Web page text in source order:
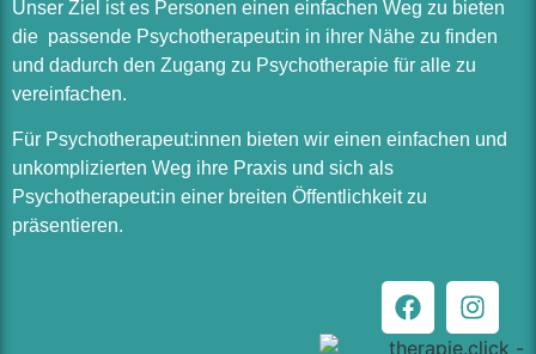
Unser Ziel ist es Personen einen einfachen Weg zu bieten
die passende Psychotherapeut:in in ihrer Nähe zu finden
und dadurch den Zugang zu Psychotherapie für alle zu
vereinfachen.
Für Psychotherapeut:innen bieten wir einen einfachen und
unkomplizierten Weg ihre Praxis und sich als
Psychotherapeut:in einer breiten Öffentlichkeit zu
präsentieren.